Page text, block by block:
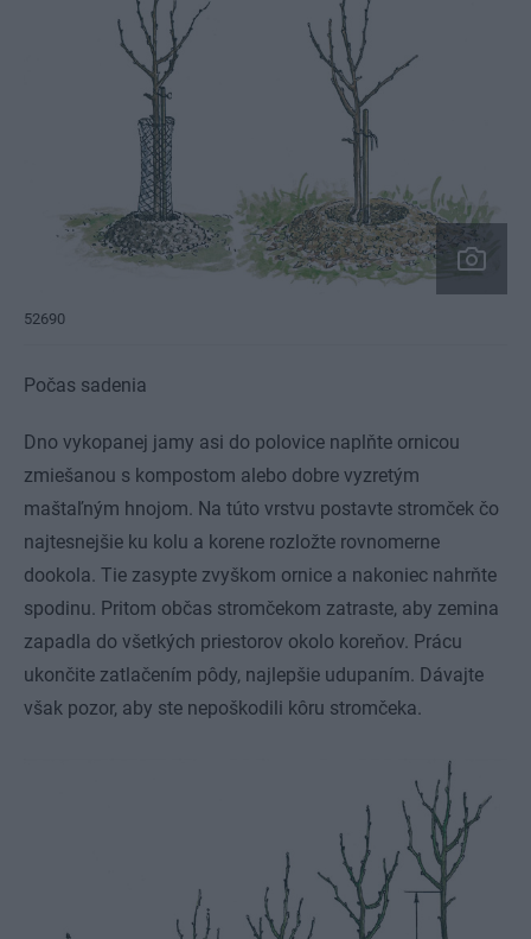
52690
Počas sadenia
Dno vykopanej jamy asi do polovice naplňte ornicou
zmiešanou s kompostom alebo dobre vyzretým
maštaľným hnojom. Na túto vrstvu postavte stromček čo
najtesnejšie ku kolu a korene rozložte rovnomerne
dookola. Tie zasypte zvyškom ornice a nakoniec nahrňte
spodinu. Pritom občas stromčekom zatraste, aby zemina
zapadla do všetkých priestorov okolo koreňov. Prácu
ukončite zatlačením pôdy, najlepšie udupaním. Dávajte
však pozor, aby ste nepoškodili kôru stromčeka.